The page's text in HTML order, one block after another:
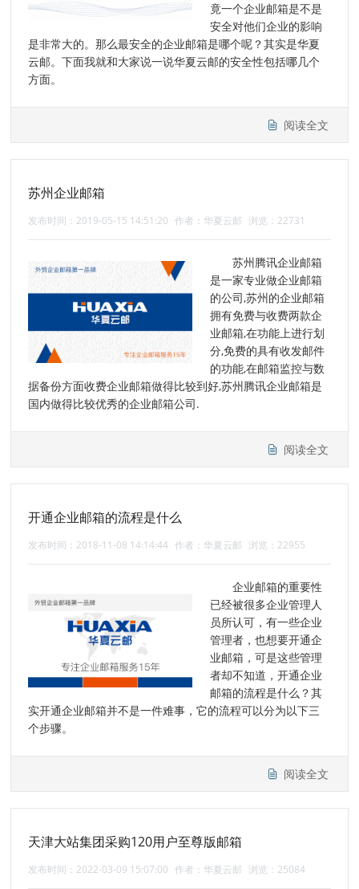
竟一个企业邮箱是不是
安全对他们企业的影响
是非常大的。那么最安全的企业邮箱是哪个呢？其实是华夏
云邮。下面我就和大家说一说华夏云邮的安全性包括哪几个
方面。
阅读全文
苏州企业邮箱
发布时间：2019-05-15 14:51:20 作者：华夏云邮 浏览：22731
苏州腾讯企业邮箱
是一家专业做企业邮箱
的公司,苏州的企业邮箱
拥有免费与收费两款企
业邮箱,在功能上进行划
分,免费的具有收发邮件
的功能,在邮箱监控与数
据备份方面收费企业邮箱做得比较到好,苏州腾讯企业邮箱是
国内做得比较优秀的企业邮箱公司.
阅读全文
开通企业邮箱的流程是什么
发布时间：2018-11-08 14:14:44 作者：华夏云邮 浏览：22955
企业邮箱的重要性
已经被很多企业管理人
员所认可，有一些企业
管理者，也想要开通企
业邮箱，可是这些管理
者却不知道，开通企业
邮箱的流程是什么？其
实开通企业邮箱并不是一件难事，它的流程可以分为以下三
个步骤。
阅读全文
天津大站集团采购120用户至尊版邮箱
发布时间：2022-03-09 15:07:00 作者：华夏云邮 浏览：25084